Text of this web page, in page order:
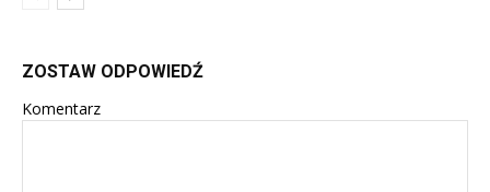
ZOSTAW ODPOWIEDŹ
Komentarz